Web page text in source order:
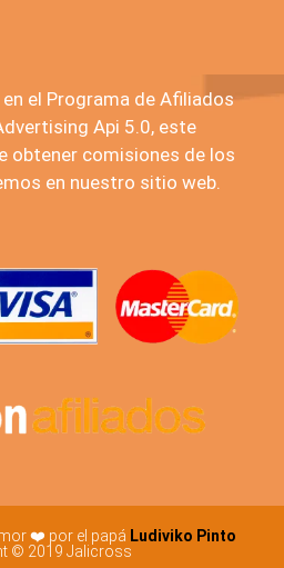
el Programa de Afiliados
Api 5.0, este
obtener comisiones de los
en nuestro sitio web.
❤️ por el papá Ludiviko Pinto
© 2019 Jalicross